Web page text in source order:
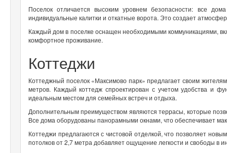
Поселок отличается высоким уровнем безопасности: все
индивидуальные калитки и откатные ворота. Это создает
Каждый дом в поселке оснащен необходимыми коммуникациями,
комфортное проживание.
Коттеджи
Коттеджный поселок «Максимово парк» предлагает своим
метров. Каждый коттедж спроектирован с учетом удобства и
идеальным местом для семейных встреч и отдыха.
Дополнительным преимуществом являются террасы, которые
Все дома оборудованы панорамными окнами, что обеспечивает
Коттеджи предлагаются с чистовой отделкой, что позволяет
потолков от 2,7 метра добавляет ощущение легкости и свободы в